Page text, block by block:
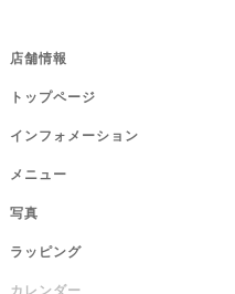
店舗情報
トップページ
インフォメーション
メニュー
写真
ラッピング
カレンダー